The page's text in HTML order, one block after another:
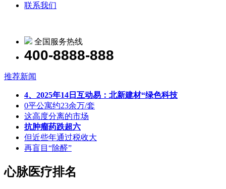
联系我们
全国服务热线
400-8888-888
推荐新闻
4、2025年14日互动易：北新建材“绿色科技
0平公寓约23余万/套
这高度分离的市场
抗肿瘤药跌超六
但近些年通过税收大
再盲目“除醛”
心脉医疗排名